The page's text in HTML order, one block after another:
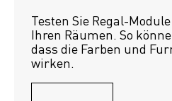
Testen Sie Regal-
Ihren Räumen. So
dass die Farben und
wirken.